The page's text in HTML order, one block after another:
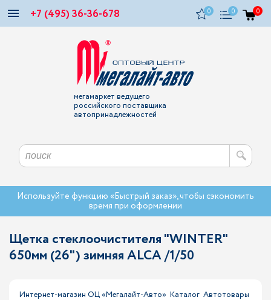
+7 (495) 36-36-678 0 0 0
мегамаркет ведущего
российского поставщика
автопринадлежностей
Используйте функцию «Быстрый заказ», чтобы сэкономить
время при оформлении
Щетка стеклоочистителя "WINTER"
650мм (26") зимняя ALCA /1/50
Интернет-магазин ОЦ «Мегалайт-Авто» Каталог Автотовары